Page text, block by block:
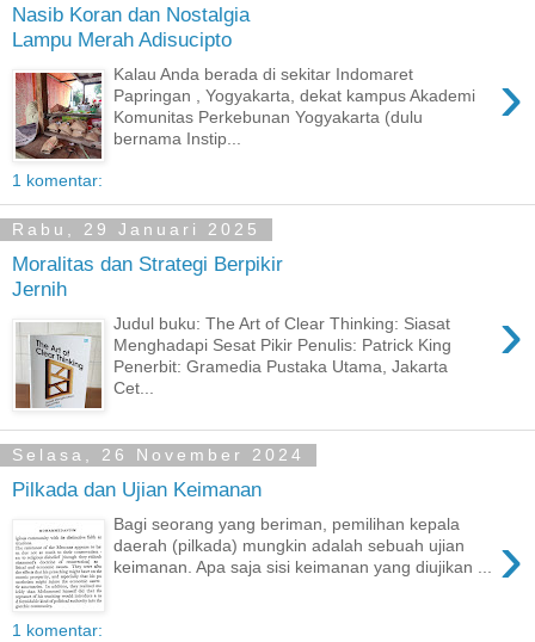
Nasib Koran dan Nostalgia
Lampu Merah Adisucipto
›
Kalau Anda berada di sekitar Indomaret
Papringan , Yogyakarta, dekat kampus Akademi
Komunitas Perkebunan Yogyakarta (dulu
bernama Instip...
1 komentar:
Rabu, 29 Januari 2025
Moralitas dan Strategi Berpikir
Jernih
›
Judul buku: The Art of Clear Thinking: Siasat
Menghadapi Sesat Pikir Penulis: Patrick King
Penerbit: Gramedia Pustaka Utama, Jakarta
Cet...
Selasa, 26 November 2024
Pilkada dan Ujian Keimanan
›
Bagi seorang yang beriman, pemilihan kepala
daerah (pilkada) mungkin adalah sebuah ujian
keimanan. Apa saja sisi keimanan yang diujikan ...
1 komentar: